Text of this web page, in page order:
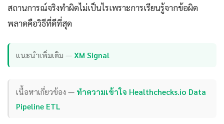
สถานการณ์จริงทำผิดไม่เป็นไรเพราะการเรียนรู้จากข้อผิด
พลาดคือวิธีที่ดีที่สุด
แนะนำเพิ่มเติม —XM Signal
เนื้อหาเกี่ยวข้อง — ทำความเข้าใจ Healthchecks.io Data
Pipeline ETL